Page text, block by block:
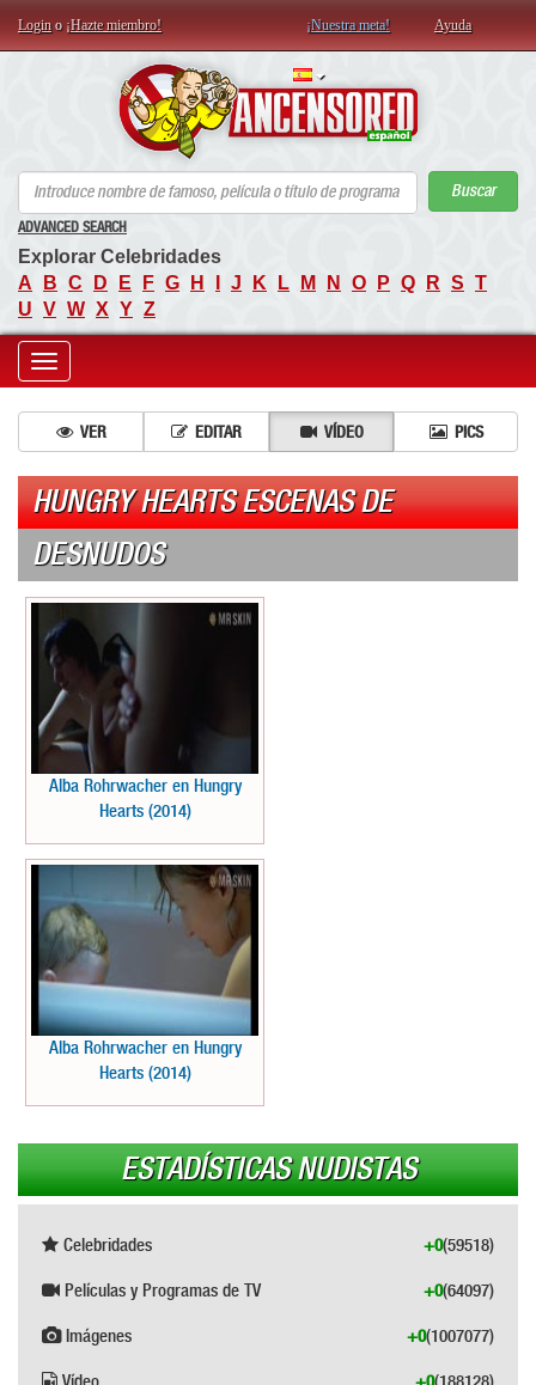
Login o ¡Hazte miembro! ¡Nuestra meta! Ayuda
Buscar
ADVANCED SEARCH
Explorar Celebridades
A
B C D E F G H J K L M N O P Q R S T
U V W X Y Z
Toggle
navigation
VER EDITAR VÍDEO PICS
HUNGRY HEARTS ESCENAS DE
DESNUDOS
Alba Rohrwacher en Hungry
Hearts (2014)
Alba Rohrwacher en Hungry
Hearts (2014)
ESTADÍSTICAS NUDISTAS
Celebridades (59518)
+0
Películas y Programas de TV (64097)
+0
Imágenes (1007077)
+0